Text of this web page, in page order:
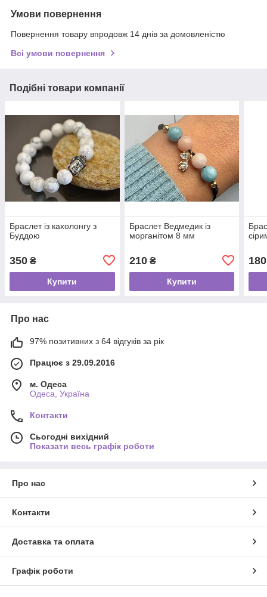
Умови повернення
Повернення товару впродовж 14 днів за домовленістю
Всі умови повернення
Подібні товари компанії
Браслет із кахолонгу з
Буддою
350 ₴
Купити
Браслет Ведмедик із
морганітом 8 мм
210₴
Купити
180
Про нас
97% позитивних з 64 відгуків за рік
Працює з 29.09.2016
м. Одеса
Одеса, Україна
Контакти
Сьогодні вихідний
Показати весь графік роботи
Про нас
Контакти
Доставка та оплата
Графік роботи